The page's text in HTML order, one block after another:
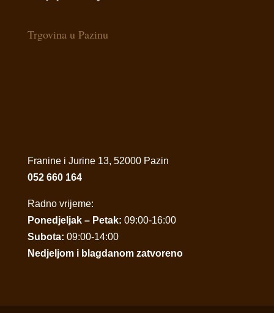
Trgovina u Pazinu
Franine i Jurine 13, 52000 Pazin
052 660 164
Radno vrijeme:
Ponedjeljak – Petak: 09:00-16:00
Subota: 09:00-14:00
Nedjeljom i blagdanom zatvoreno